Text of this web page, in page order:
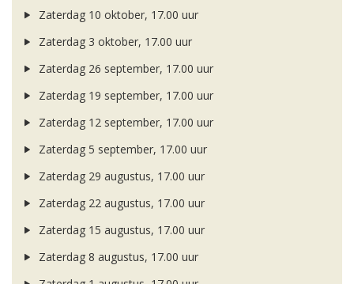
Zaterdag 10 oktober, 17.00 uur
Zaterdag 3 oktober, 17.00 uur
Zaterdag 26 september, 17.00 uur
Zaterdag 19 september, 17.00 uur
Zaterdag 12 september, 17.00 uur
Zaterdag 5 september, 17.00 uur
Zaterdag 29 augustus, 17.00 uur
Zaterdag 22 augustus, 17.00 uur
Zaterdag 15 augustus, 17.00 uur
Zaterdag 8 augustus, 17.00 uur